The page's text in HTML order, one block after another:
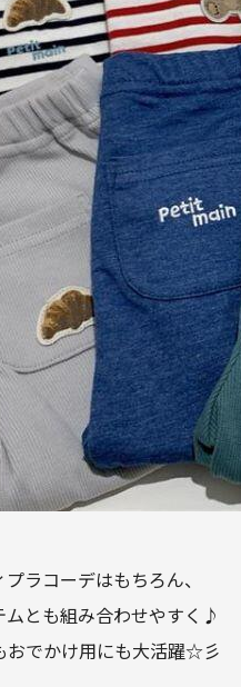
ラコーデはもちろん、
ムとも組み合わせやすく♪
おでかけ用にも大活躍☆彡